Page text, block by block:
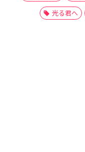
光る君へ